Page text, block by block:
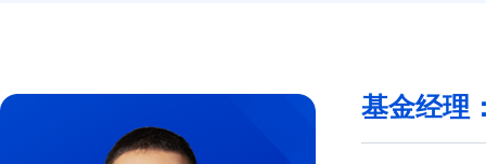
基金经理